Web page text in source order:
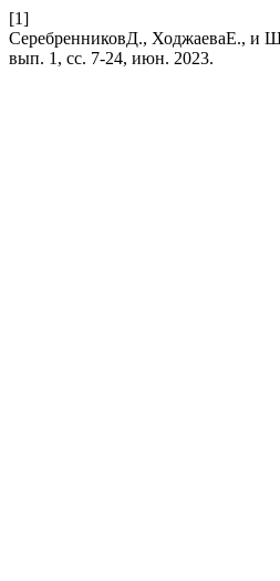
[1]
СеребренниковД., ХоджаеваЕ., и
вып. 1, сс. 7-24, июн. 2023.